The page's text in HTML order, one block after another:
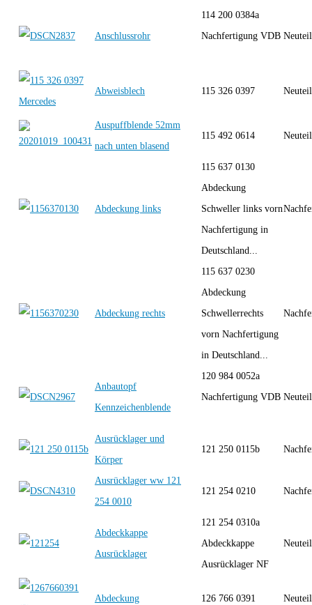
Anschlussrohr
114 200 0384a
Nachfertigung VDB
Abweisblech 115 326 0397
Auspuffblende 52mm
nach unten blasend
115 492 0614
Abdeckung links
115 637 0130
Abdeckung
Schweller links vorn
Nachfertigung in
Deutschland...
Abdeckung rechts
115 637 0230
Abdeckung
Schwellerrechts
vorn Nachfertigung
in Deutschland...
Anbautopf
Kennzeichenblende
120 984 0052a
Nachfertigung VDB
Ausrücklager und
Körper
121 250 0115b
Ausrücklager ww 121
254 0010
121 254 0210
Abdeckkappe
Ausrücklager
121 254 0310a
Abdeckkappe
Ausrücklager NF
Abdeckung 126 766 0391